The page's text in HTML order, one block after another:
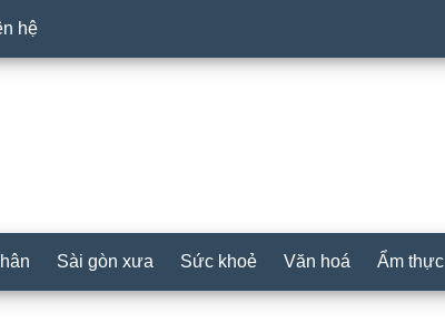
hệ
Sài gòn xưa Sức khoẻ Văn hoá Ẩm thực